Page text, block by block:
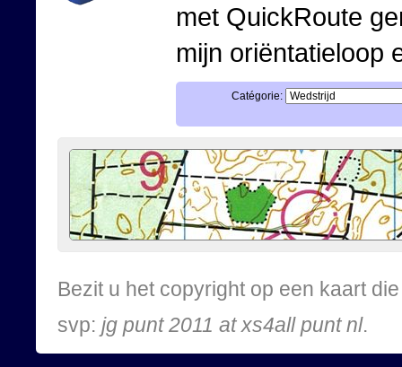
met QuickRoute
mijn oriëntatieloop
Catégorie:
Bezit u het copyright op een kaart
svp: jg punt 2011 at xs4all punt nl.